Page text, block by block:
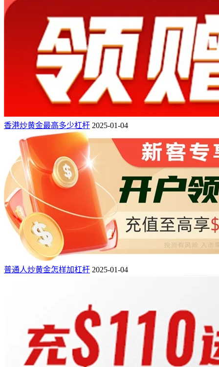
香港炒黄金最高多少杠杆 2025-01-04
普通人炒黄金怎样加杠杆 2025-01-04